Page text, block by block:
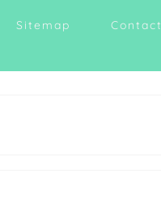
Sitemap Contact